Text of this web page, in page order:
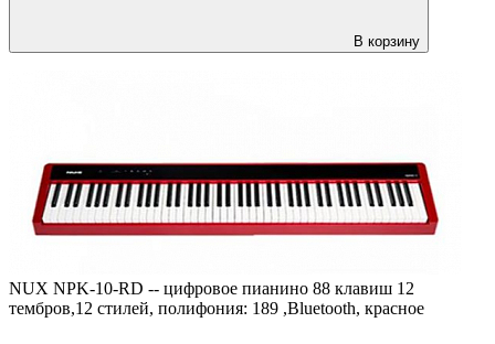
В корзину
NUX NPK-10-RD -- цифровое пианино 88 клавиш 12
тембров,12 стилей, полифония: 189 ,Bluetooth, краснoe